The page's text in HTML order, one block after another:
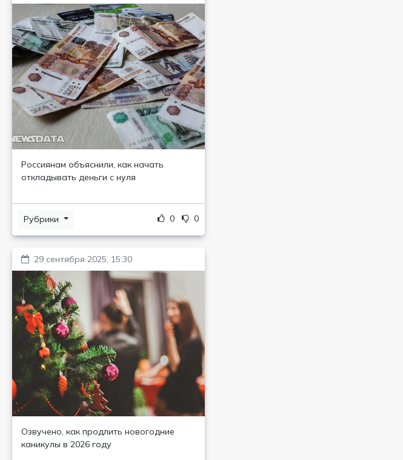
Россиянам объяснили, как начать
откладывать деньги с нуля
Рубрики 0 0
29 сентября 2025, 15:30
Озвучено, как продлить новогодние
каникулы в 2026 году